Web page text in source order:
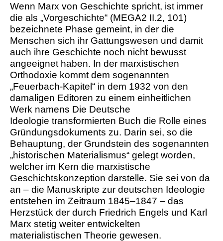
Wenn Marx von Geschichte spricht, ist immer
die als „Vorgeschichte“ (MEGA2 II.2, 101)
bezeichnete Phase gemeint, in der die
Menschen sich ihr Gattungswesen und damit
auch ihre Geschichte noch nicht bewusst
angeeignet haben. In der marxistischen
Orthodoxie kommt dem sogenannten
„Feuerbach-Kapitel“ in dem 1932 von den
damaligen Editoren zu einem einheitlichen
Werk namens Die Deutsche
Ideologie transformierten Buch die Rolle eines
Gründungsdokuments zu. Darin sei, so die
Behauptung, der Grundstein des sogenannten
„historischen Materialismus“ gelegt worden,
welcher im Kern die marxistische
Geschichtskonzeption darstelle. Sie sei von da
an – die Manuskripte zur deutschen Ideologie
entstehen im Zeitraum 1845–1847 – das
Herzstück der durch Friedrich Engels und Karl
Marx stetig weiter entwickelten
materialistischen Theorie gewesen.